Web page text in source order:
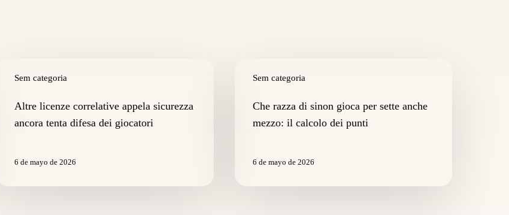
Sem categoria
licenze
appelaAltre licenze correlative appela sicurezza
ancora tenta difesa dei giocatori
6 de mayo de 2026
Sem categoria
razza
sinonChe razza di sinon gioca per sette anche
mezzo: il calcolo dei punti
6 de mayo de 2026